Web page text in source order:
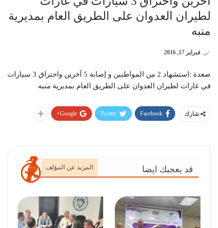
لطيران العدوان على الطريق العام بمديرية
منبه
في فبراير 17, 2016
صعدة :استشهاد 2 من المواطنين و إصابة 5 آخرين واحتراق 3 سيارات
في غارات لطيران العدوان على الطريق العام بمديرية منبه
شارك Facebook
Twitter
Google+
قد يعجبك ايضا المزيد عن المؤلف